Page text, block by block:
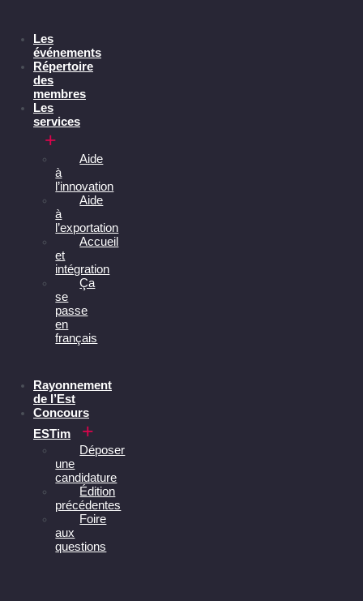
Les
événements
Répertoire
des
membres
Les
services
Aide
à
l’innovation
Aide
à
l’exportation
Accueil
et
intégration
Ça
se
passe
en
français
Rayonnement
de l’Est
Concours
ESTim
Déposer
une
candidature
Édition
précédentes
Foire
aux
questions